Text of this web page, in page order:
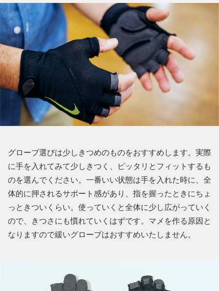
グローブ選びは少しきつめのものをおすすめします。実際
に手を入れてみて少しきつく、ピッタリとフィットするも
のを選んでください。一番いい状態は手を入れた時に、全
体的に押されるサポート感があり、指を握ったときにちょ
っときついくらい。使っていくと全体に少し広がっていく
ので、きつさにも慣れていくはずです。マメを作る原因と
なりますので緩いグローブはおすすめいたしません。